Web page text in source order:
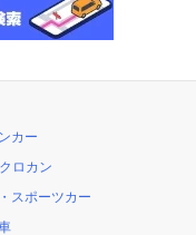
カー
ロカン
スポーツカー